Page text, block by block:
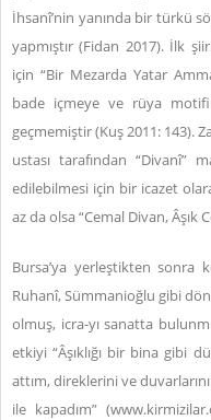
İhsanî’nin yanında bir türkü
yapmıştır (Fidan 2017). İlk
için “Bir Mezarda Yatar
bade içmeye ve rüya
geçmemiştir (Kuş 2011: 143).
ustası tarafından “Divanî”
edilebilmesi için bir icazet
az da olsa “Cemal Divan, Âşık
Bursa’ya yerleştikten sonra
Ruhanî, Sümmanioğlu gibi
olmuş, icra-yı sanatta
etkiyi “Âşıklığı bir bina gibi
attım, direklerini ve
ile kapadım” (